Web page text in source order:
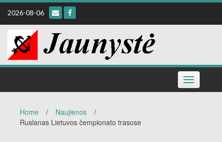
Skip
content
2026-08-06
Toggle
navigation
Home / Naujienos
/
Ruslanas Lietuvos čempionato trasose